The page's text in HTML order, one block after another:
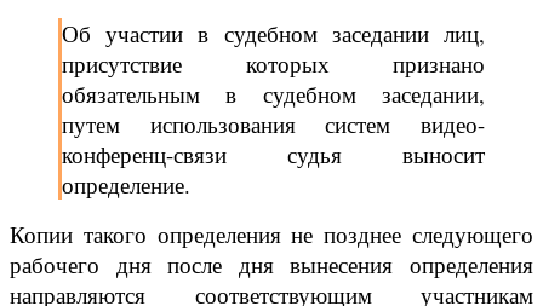
Об участии в судебном заседании лиц,
присутствие которых признано
обязательным в судебном заседании,
путем использования систем видео-
конференц-связи судья выносит
определение.
Копии такого определения не позднее следующего
рабочего дня после дня вынесения определения
направляются соответствующим участникам